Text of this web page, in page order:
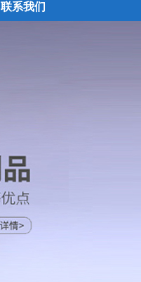
联系我们